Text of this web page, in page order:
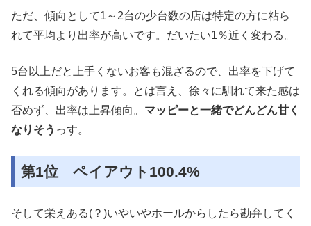
ただ、傾向として1～2台の少台数の店は特定の方に粘ら
れて平均より出率が高いです。だいたい1％近く変わる。
5台以上だと上手くないお客も混ざるので、出率を下げて
くれる傾向があります。とは言え、徐々に馴れて来た感は
否めず、出率は上昇傾向。 マッピーと一緒でどんどん甘く
なりそう っす。
第1位 ペイアウト100.4%
そして栄えある(？)いやいやホールからしたら勘弁してく